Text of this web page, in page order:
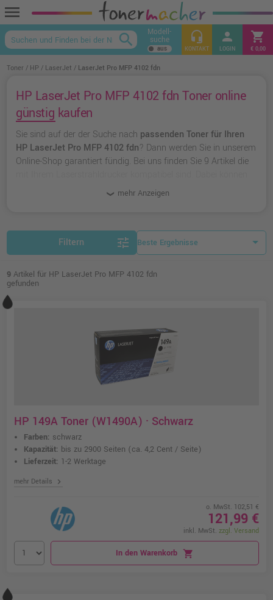
menu
keyboard_arrow_up
search Modell-
suche headset_mic
KONTAKT
person
LOGIN
shopping_cart
€ 0,00
Toner HP LaserJet LaserJet Pro MFP 4102 fdn
HP LaserJet Pro MFP 4102 fdn Toner online
günstig kaufen
Sie sind auf der der Suche nach passenden Toner für Ihren
HP LaserJet Pro MFP 4102 fdn? Dann werden Sie in unserem
Online-Shop garantiert fündig. Bei uns finden Sie 9 Artikel die
originalen Toner von HP wählen oder zu
mehr Anzeigen
Filtern tune
9 Artikel für HP LaserJet Pro MFP 4102 fdn
gefunden
HP 149A Toner (W1490A) · Schwarz
Farben: schwarz
Kapazität: bis zu 2900 Seiten (ca. 4,2 Cent / Seite)
Lieferzeit: 1-2 Werktage
mehr Details chevron_right
o. MwSt. 102,51 €
121,99 €
inkl. MwSt. zzgl. Versand
In den Warenkorb shopping_cart